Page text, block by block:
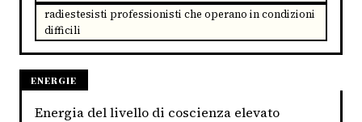
radiestesisti professionisti che operano in condizioni
difficili
ENERGIE
Energia del livello di coscienza elevato